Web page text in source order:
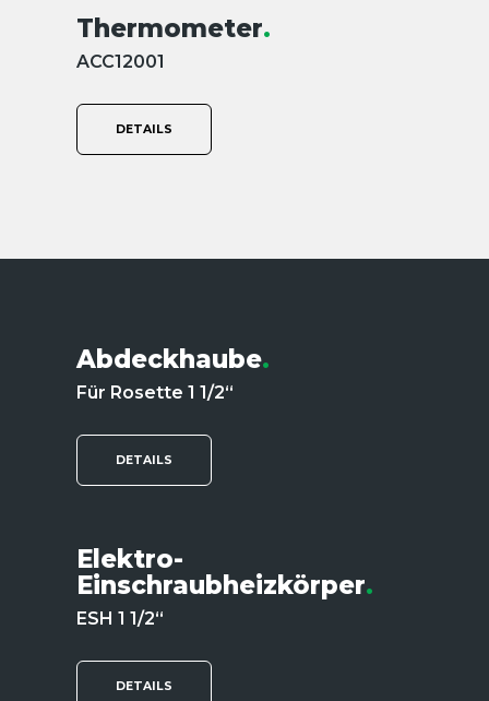
Thermometer.
ACC12001
DETAILS
Abdeckhaube.
Für Rosette 1 1/2“
DETAILS
Elektro-
Einschraubheizkörper.
ESH 1 1/2“
DETAILS